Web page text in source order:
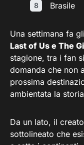
Brasile
Una settimana fa
Last of Us e The
stagione, tra i fan
domanda che non
prossima
ambientata la
Da un lato, il
sottolineato che